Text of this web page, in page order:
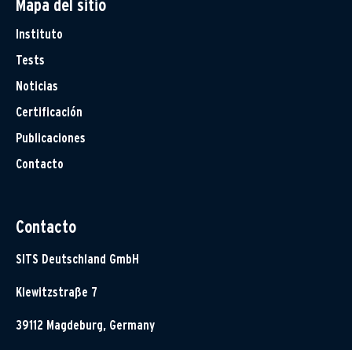
Mapa del sitio
Instituto
Tests
Noticias
Certificación
Publicaciones
Contacto
Contacto
SITS Deutschland GmbH
Klewitzstraße 7
39112 Magdeburg, Germany